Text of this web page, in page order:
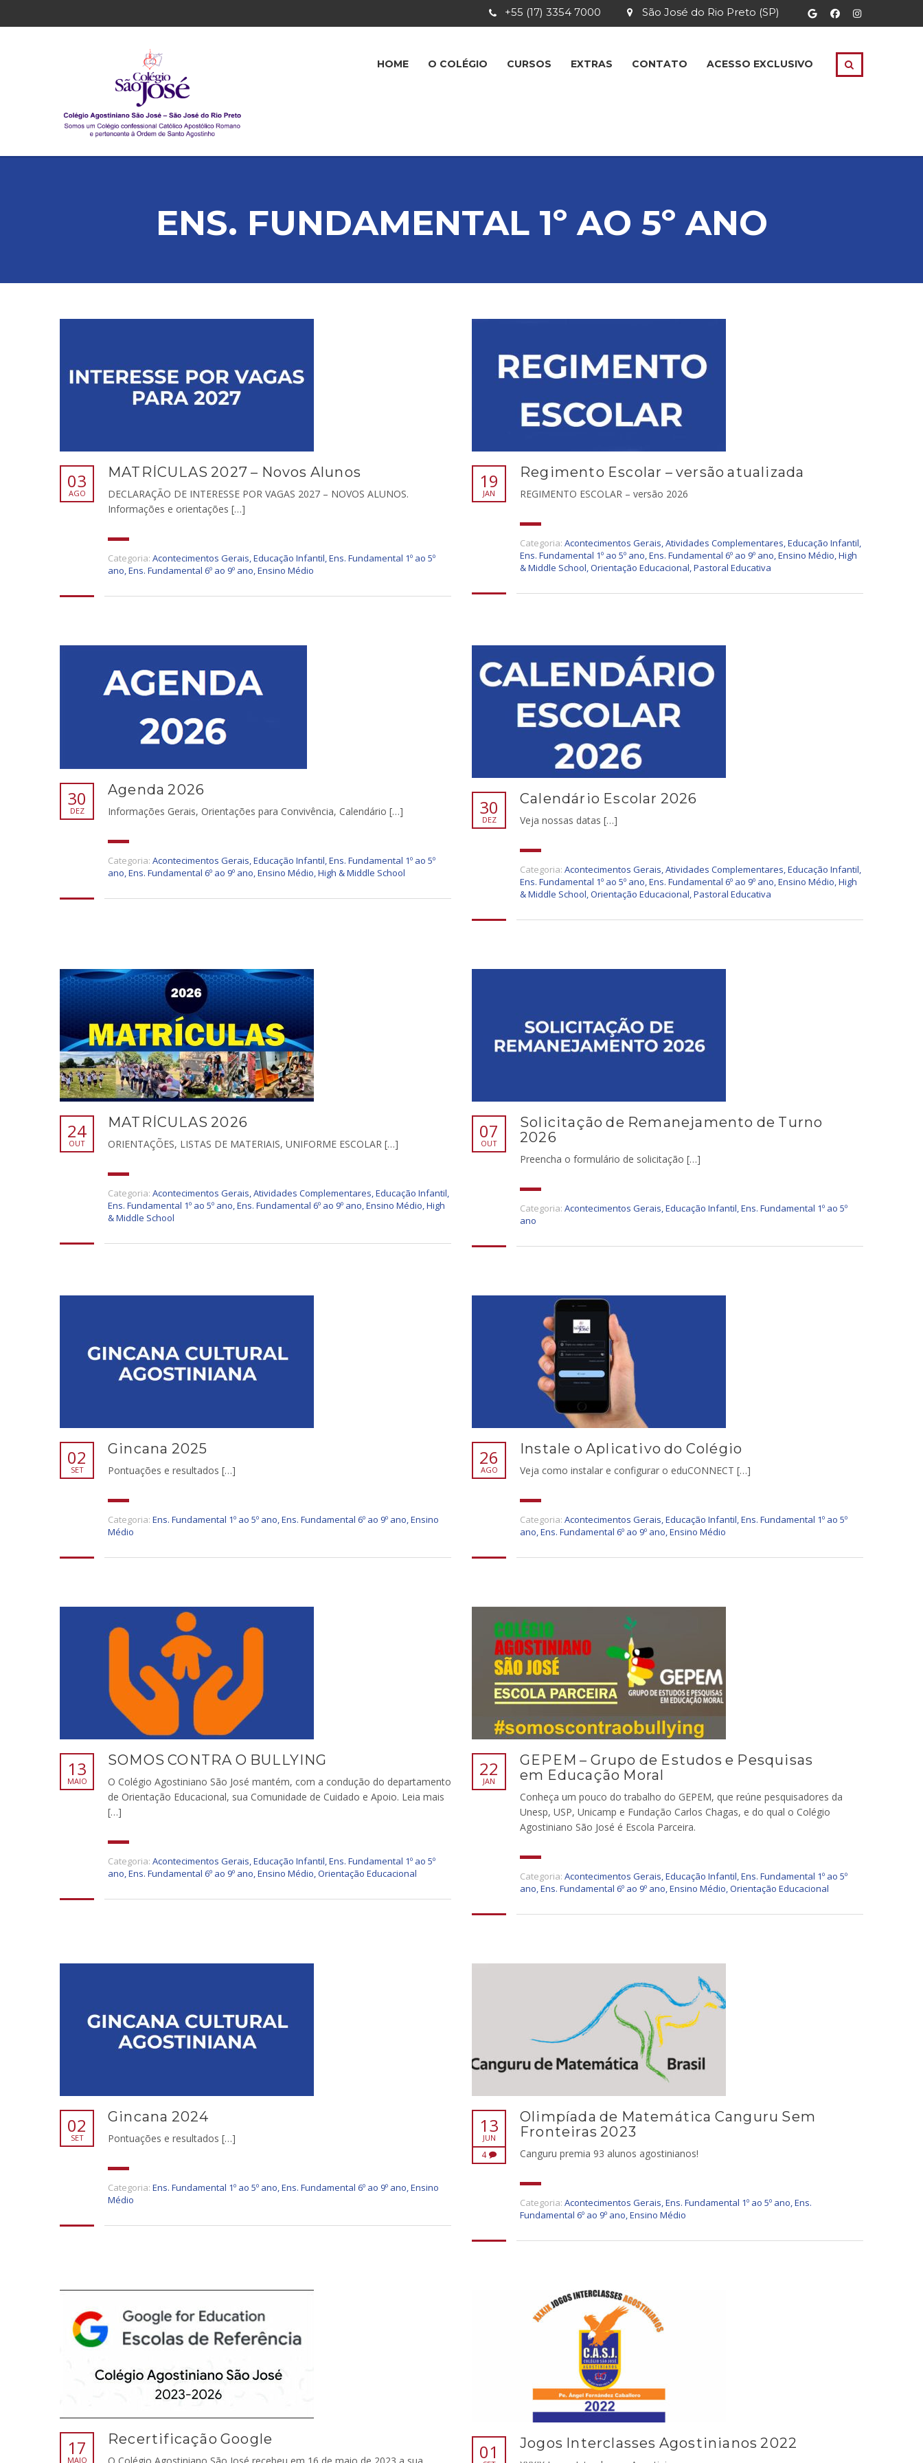
São José do Rio Preto (SP)
+55 (17) 3354 7000
HOME O COLÉGIO CURSOS EXTRAS CONTATO ACESSO EXCLUSIVO
ENS. FUNDAMENTAL 1º AO 5º ANO
03
AGO
MATRÍCULAS 2027 – Novos Alunos
DECLARAÇÃO DE INTERESSE POR VAGAS 2027 – NOVOS ALUNOS.
Informações e orientações […]
Categoria: Acontecimentos Gerais,Educação Infantil,Ens. Fundamental 1º ao 5º
ano,Ens. Fundamental 6º ao 9º ano,Ensino Médio
19
JAN
Regimento Escolar – versão atualizada
REGIMENTO ESCOLAR – versão 2026
Categoria: Acontecimentos Gerais,Atividades Complementares,Educação Infantil,
Ens. Fundamental 1º ao 5º ano,Ens. Fundamental 6º ao 9º ano,Ensino Médio,High
& Middle School,Orientação Educacional,Pastoral Educativa
30
DEZ
Agenda 2026
Informações Gerais, Orientações para Convivência, Calendário […]
Categoria: Acontecimentos Gerais,Educação Infantil,Ens. Fundamental 1º ao 5º
ano,Ens. Fundamental 6º ao 9º ano,Ensino Médio,High & Middle School
30
DEZ
Calendário Escolar 2026
Veja nossas datas […]
Categoria: Acontecimentos Gerais,Atividades Complementares,Educação Infantil,
Ens. Fundamental 1º ao 5º ano,Ens. Fundamental 6º ao 9º ano,Ensino Médio,High
& Middle School,Orientação Educacional,Pastoral Educativa
24
OUT
MATRÍCULAS 2026
ORIENTAÇÕES, LISTAS DE MATERIAIS, UNIFORME ESCOLAR […]
Categoria: Acontecimentos Gerais,Atividades Complementares,Educação Infantil,
Ens. Fundamental 1º ao 5º ano,Ens. Fundamental 6º ao 9º ano,Ensino Médio,High
& Middle School
07
OUT
Solicitação de Remanejamento de Turno
2026
Preencha o formulário de solicitação […]
Categoria: Acontecimentos Gerais,Educação Infantil,Ens. Fundamental 1º ao 5º
ano
02
SET
Gincana 2025
Pontuações e resultados […]
Categoria: Ens. Fundamental 1º ao 5º ano,Ens. Fundamental 6º ao 9º ano,Ensino
Médio
26
AGO
Instale o Aplicativo do Colégio
Veja como instalar e configurar o eduCONNECT […]
Categoria: Acontecimentos Gerais,Educação Infantil,Ens. Fundamental 1º ao 5º
ano,Ens. Fundamental 6º ao 9º ano,Ensino Médio
13
MAIO
SOMOS CONTRA O BULLYING
O Colégio Agostiniano São José mantém, com a condução do departamento
de Orientação Educacional, sua Comunidade de Cuidado e Apoio. Leia mais
[…]
Categoria: Acontecimentos Gerais,Educação Infantil,Ens. Fundamental 1º ao 5º
ano,Ens. Fundamental 6º ao 9º ano,Ensino Médio,Orientação Educacional
22
JAN
GEPEM – Grupo de Estudos e Pesquisas
em Educação Moral
Conheça um pouco do trabalho do GEPEM, que reúne pesquisadores da
Unesp, USP, Unicamp e Fundação Carlos Chagas, e do qual o Colégio
Agostiniano São José é Escola Parceira.
Categoria: Acontecimentos Gerais,Educação Infantil,Ens. Fundamental 1º ao 5º
ano,Ens. Fundamental 6º ao 9º ano,Ensino Médio,Orientação Educacional
02
SET
Gincana 2024
Pontuações e resultados […]
Categoria: Ens. Fundamental 1º ao 5º ano,Ens. Fundamental 6º ao 9º ano,Ensino
Médio
13
JUN
4
Olimpíada de Matemática Canguru Sem
Fronteiras 2023
Canguru premia 93 alunos agostinianos!
Categoria: Acontecimentos Gerais,Ens. Fundamental 1º ao 5º ano,Ens.
Fundamental 6º ao 9º ano,Ensino Médio
17
MAIO
Recertificação Google
01 Jogos Interclasses Agostinianos 2022